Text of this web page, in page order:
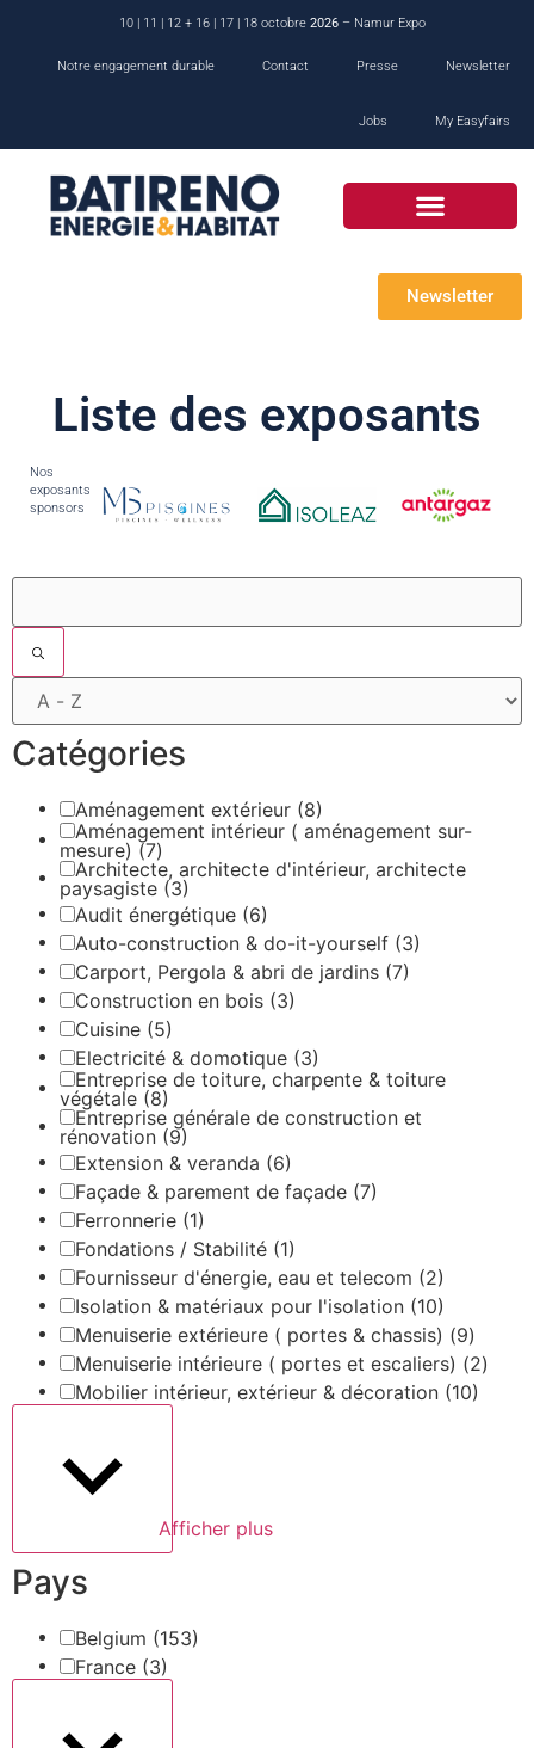
10 | 11 | 12 + 16 | 17 | 18 octobre 2026– Namur Expo
Notre engagement durable Contact Presse Newsletter
Jobs My Easyfairs
Newsletter
Liste des exposants
Nos
exposants
sponsors
Catégories
Aménagement extérieur (8)
Aménagement intérieur ( aménagement sur-
mesure) (7)
Architecte, architecte d'intérieur, architecte
paysagiste (3)
Audit énergétique (6)
Auto-construction & do-it-yourself (3)
Carport, Pergola & abri de jardins (7)
Construction en bois (3)
Cuisine (5)
Electricité & domotique (3)
Entreprise de toiture, charpente & toiture
végétale (8)
Entreprise générale de construction et
rénovation (9)
Extension & veranda (6)
Façade & parement de façade (7)
Ferronnerie (1)
Fondations / Stabilité (1)
Fournisseur d'énergie, eau et telecom (2)
Isolation & matériaux pour l'isolation (10)
Menuiserie extérieure ( portes & chassis) (9)
Menuiserie intérieure ( portes et escaliers) (2)
Mobilier intérieur, extérieur & décoration (10)
Afficher plus
Pays
Belgium (153)
France (3)